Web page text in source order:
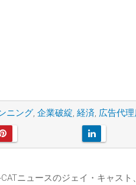
ニング, 企業破綻, 経済, 広告代理
ニュースのジェイ・キャス